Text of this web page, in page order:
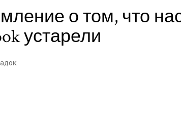
о том, что
устарели